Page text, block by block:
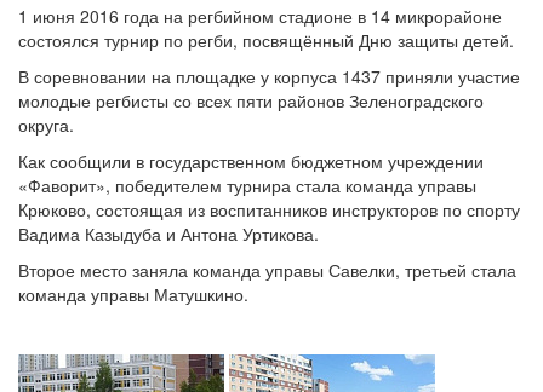
1 июня 2016 года на регбийном стадионе в 14 микрорайоне
состоялся турнир по регби, посвящённый Дню защиты детей.
В соревновании на площадке у корпуса 1437 приняли участие
молодые регбисты со всех пяти районов Зеленоградского
округа.
Как сообщили в государственном бюджетном учреждении
«Фаворит», победителем турнира стала команда управы
Крюково, состоящая из воспитанников инструкторов по спорту
Вадима Казыдуба и Антона Уртикова.
Второе место заняла команда управы Савелки, третьей стала
команда управы Матушкино.